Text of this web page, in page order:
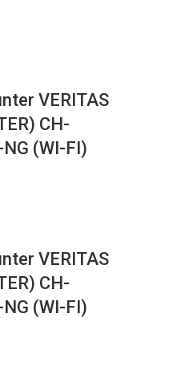
VERITAS
CH-
(WI-FI)
VERITAS
CH-
(WI-FI)